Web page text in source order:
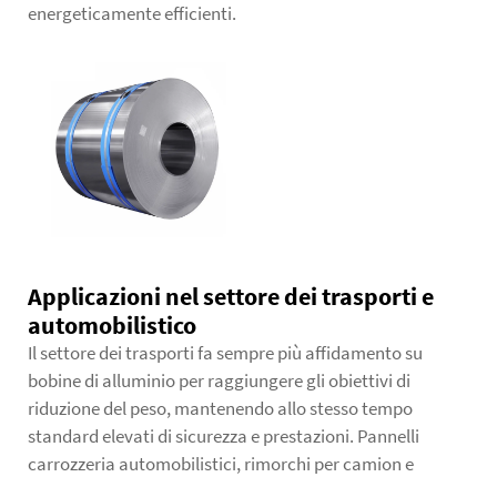
energeticamente efficienti.
Applicazioni nel settore dei trasporti e
automobilistico
Il settore dei trasporti fa sempre più affidamento su
bobine di alluminio per raggiungere gli obiettivi di
riduzione del peso, mantenendo allo stesso tempo
standard elevati di sicurezza e prestazioni. Pannelli
carrozzeria automobilistici, rimorchi per camion e